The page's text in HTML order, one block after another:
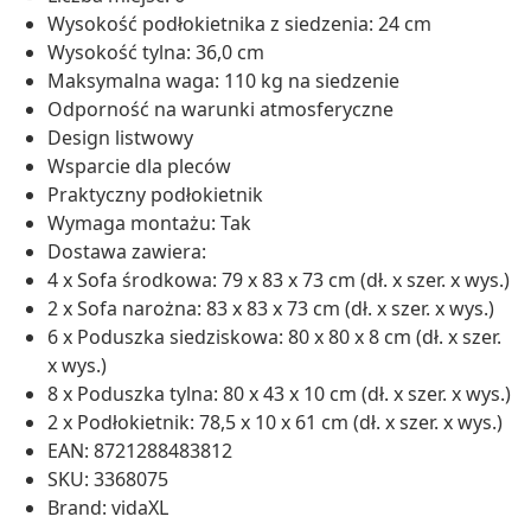
Wysokość podłokietnika z siedzenia: 24 cm
Wysokość tylna: 36,0 cm
Maksymalna waga: 110 kg na siedzenie
Odporność na warunki atmosferyczne
Design listwowy
Wsparcie dla pleców
Praktyczny podłokietnik
Wymaga montażu: Tak
Dostawa zawiera:
4 x Sofa środkowa: 79 x 83 x 73 cm (dł. x szer. x wys.)
2 x Sofa narożna: 83 x 83 x 73 cm (dł. x szer. x wys.)
6 x Poduszka siedziskowa: 80 x 80 x 8 cm (dł. x szer.
x wys.)
8 x Poduszka tylna: 80 x 43 x 10 cm (dł. x szer. x wys.)
2 x Podłokietnik: 78,5 x 10 x 61 cm (dł. x szer. x wys.)
EAN: 8721288483812
SKU: 3368075
Brand: vidaXL